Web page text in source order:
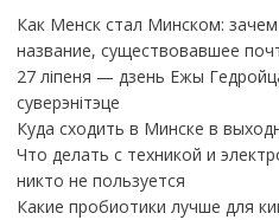
Как Менск стал Минском:
название, существовавшее
27 ліпеня — дзень Ежы
суверэнітэце
Куда сходить в Минске в
Что делать с техникой и
никто не пользуется
Какие пробиотики лучше для